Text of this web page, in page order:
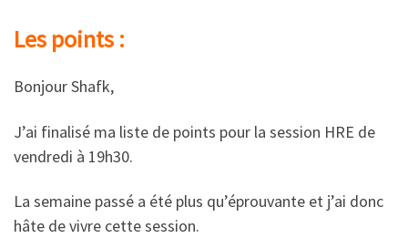
Les points :
B‌onjour Shafk,
J’ai finalisé ma liste de points pour la session HRE de
vendredi à 19h30.
La semaine passé a été plus qu’éprouvante et j’ai donc
hâte de vivre cette session.